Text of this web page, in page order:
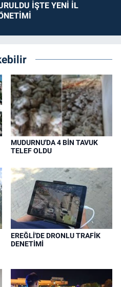
İŞTE YENİ İL
MUDURNU'DA 4 BİN TAVUK
TELEF OLDU
EREĞLİ'DE DRONLU TRAFİK
DENETİMİ